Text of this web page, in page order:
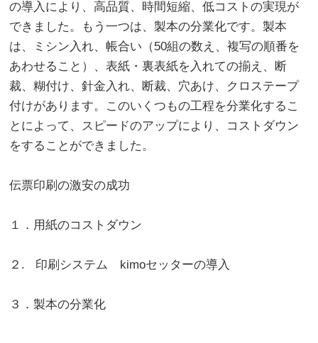
の導入により、高品質、時間短縮、低コストの実現が
できました。もう一つは、製本の分業化です。製本
は、ミシン入れ、帳合い（50組の数え、複写の順番を
あわせること）、表紙・裏表紙を入れての揃え、断
裁、糊付け、針金入れ、断裁、穴あけ、クロステープ
付けがあります。このいくつもの工程を分業化するこ
とによって、スピードのアップにより、コストダウン
をすることができました。
伝票印刷の激安の成功
１．用紙のコストダウン
２. 印刷システム kimoセッターの導入
３．製本の分業化